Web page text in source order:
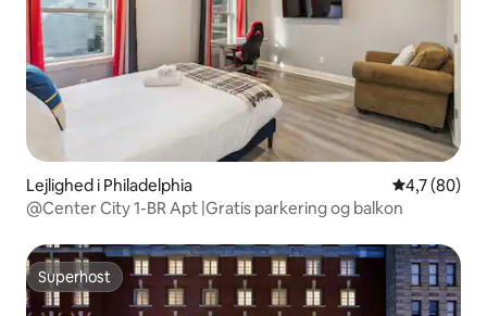
Lejlighed i Philadelphia 4,7 ud af 5 i
4,7 (80)
@Center City 1-BR Apt |Gratis parkering og balkon
Superhost
Superhost